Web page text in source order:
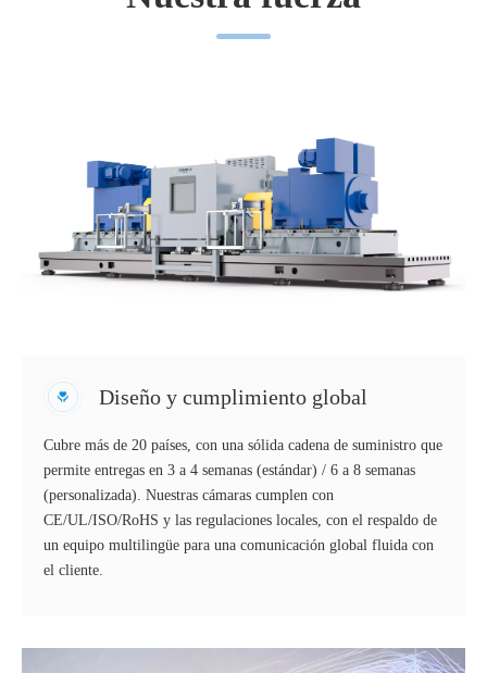
Diseño y cumplimiento global
Cubre más de 20 países, con una sólida cadena de suministro que
permite entregas en 3 a 4 semanas (estándar) / 6 a 8 semanas
(personalizada). Nuestras cámaras cumplen con
CE/UL/ISO/RoHS y las regulaciones locales, con el respaldo de
un equipo multilingüe para una comunicación global fluida con
el cliente.